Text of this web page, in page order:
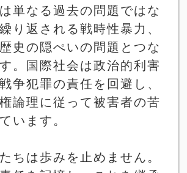
単なる過去の問題ではな
り返される戦時性暴力、
史の隠ぺいの問題とつな
。国際社会は政治的利害
争犯罪の責任を回避し、
論理に従って被害者の苦
います。
ちは歩みを止めません。